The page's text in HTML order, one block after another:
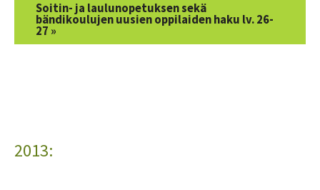
Soitin- ja laulunopetuksen sekä
bändikoulujen uusien oppilaiden haku lv. 26-
27 »
2013: